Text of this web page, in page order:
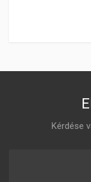
Kérdése